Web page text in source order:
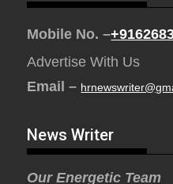
Mobile No. –
Advertise With Us
Email –
News Writer
Our Energetic Team